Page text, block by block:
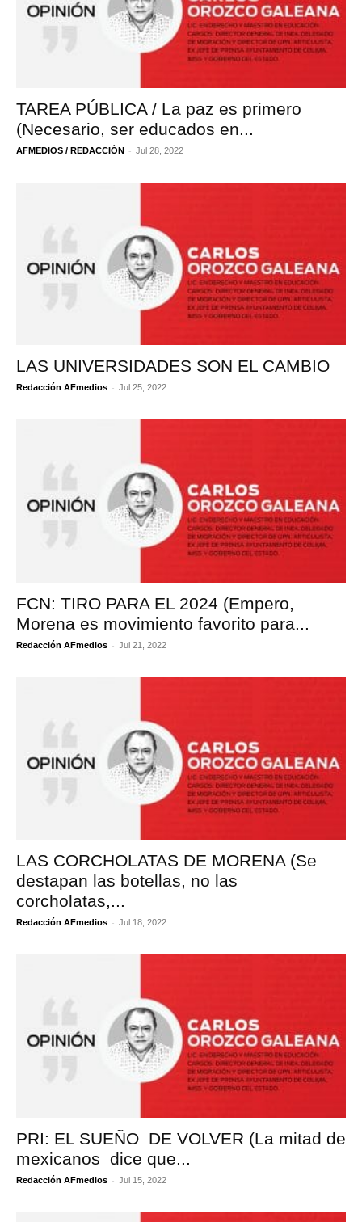
TAREA PÚBLICA / La paz es primero
(Necesario, ser educados en...
AFMEDIOS / REDACCIÓN - Jul 28, 2022
LAS UNIVERSIDADES SON EL CAMBIO
Redacción AFmedios - Jul 25, 2022
FCN: TIRO PARA EL 2024 (Empero,
Morena es movimiento favorito para...
Redacción AFmedios - Jul 21, 2022
LAS CORCHOLATAS DE MORENA (Se
destapan las botellas, no las
corcholatas,...
Redacción AFmedios - Jul 18, 2022
PRI: EL SUEÑO DE VOLVER (La mitad de
mexicanos dice que...
Redacción AFmedios - Jul 15, 2022